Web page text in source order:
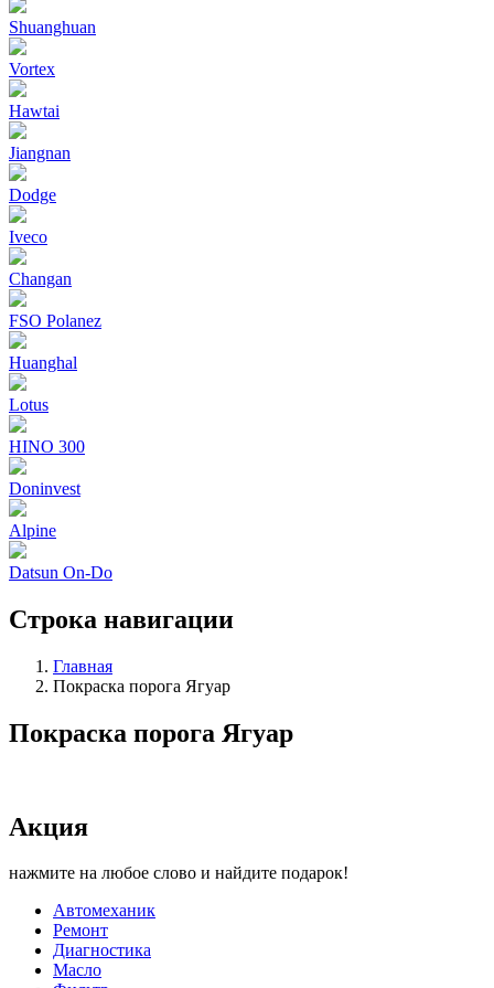
Shuanghuan
Vortex
Hawtai
Jiangnan
Dodge
Iveco
Changan
FSO Polanez
Huanghal
Lotus
HINO 300
Doninvest
Alpine
Datsun On-Do
Строка навигации
Главная
Покраска порога Ягуар
Покраска порога Ягуар
Акция
нажмите на любое слово и найдите подарок!
Автомеханик
Ремонт
Диагностика
Масло